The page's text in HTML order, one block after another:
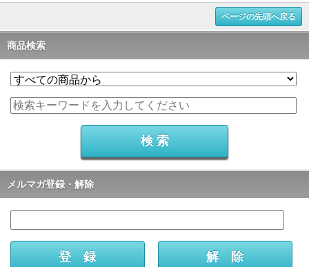
ページの先頭へ戻る
商品検索
メルマガ登録・解除